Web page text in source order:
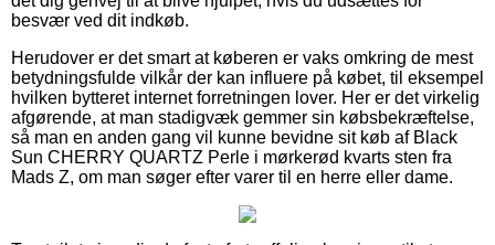
besvær ved dit indkøb.
Herudover er det smart at køberen er vaks omkring de mest
betydningsfulde vilkår der kan influere på købet, til eksempel
hvilken bytteret internet forretningen lover. Her er det virkelig
afgørende, at man stadigvæk gemmer sin købsbekræftelse,
så man en anden gang vil kunne bevidne sit køb af Black
Sun CHERRY QUARTZ Perle i mørkerød kvarts sten fra
Mads Z, om man søger efter varer til en herre eller dame.